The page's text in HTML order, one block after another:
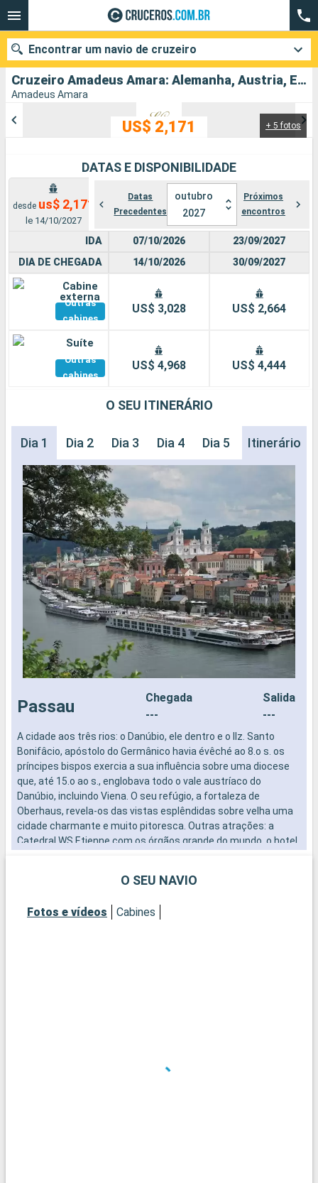
Cruzeiro Amadeus Amara: Alemanha, Austria, Eslováquia, Hungria partindo de Passau
Amadeus Amara
+ 5 fotos
US$ 2,171
DATAS E DISPONIBILIDADE
desde us$ 2,171
le 14/10/2027
Datas
Precedentes
outubro
2027
Próximos
encontros
IDA
DIA DE CHEGADA
Cabine
externa
Outras
cabines
Suíte
Outras
cabines
07/10/2026
14/10/2026
US$ 3,028
US$ 4,968
23/09/2027
30/09/2027
US$ 2,664
US$ 4,444
O SEU ITINERÁRIO
Dia 1 Dia 2 Dia 3 Dia 4 Dia 5 Dia 6 Dia
Itinerário
Passau
Chegada
---
Salida
---
A cidade aos três rios: o Danúbio, ele dentro e o Ilz. Santo
Bonifâcio, apóstolo do Germânico havia évêché ao 8.o s. os
príncipes bispos exercia a sua influência sobre uma diocese
que, até 15.o ao s., englobava todo o vale austríaco do
Danúbio, incluindo Viena. O seu refúgio, a fortaleza de
Oberhaus, revela-os das vistas esplêndidas sobre velha uma
cidade charmante e muito pitoresca. Outras atrações: a
Catedral WS Etienne com os órgãos grande do mundo, o hotel
O SEU NAVIO
Fotos e vídeos Cabines
Encontrar um navio de cruzeiro
Cidades Companhias
Pesquisar